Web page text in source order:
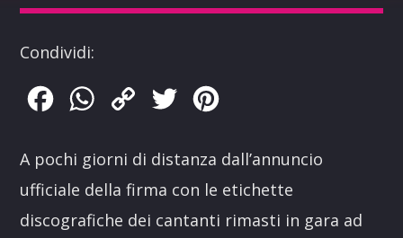
Condividi:
FacebookWhatsApp
Copy
Twitter
A pochi giorni di distanza dall’annuncio
ufficiale della firma con le etichette
discografiche dei cantanti rimasti in gara ad